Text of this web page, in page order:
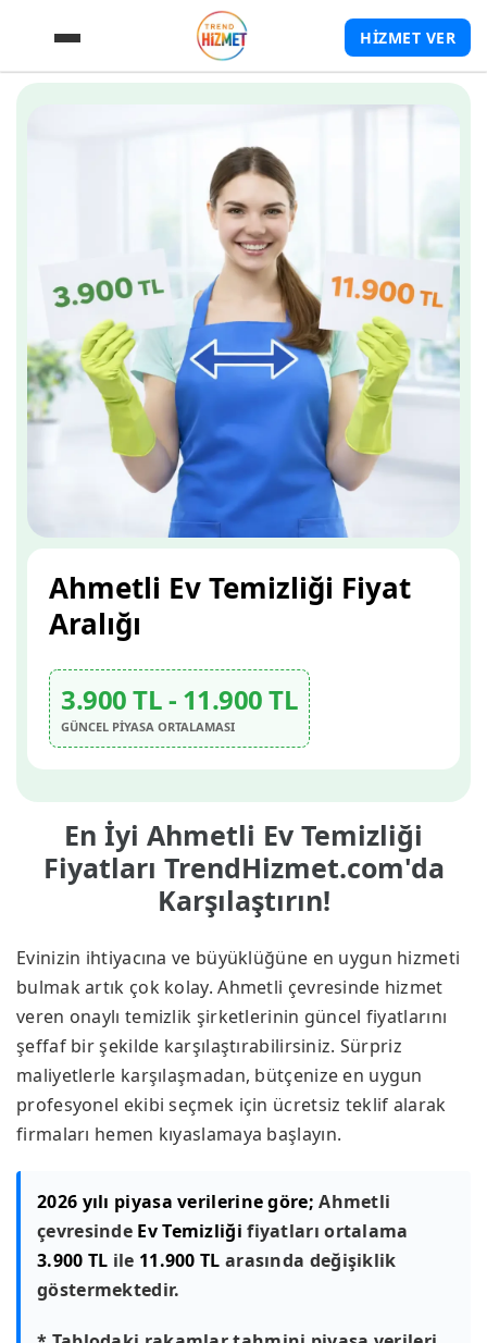
HİZMET VER
En İyi Ahmetli Ev Temizliği
Fiyatları TrendHizmet.com'da
Karşılaştırın!
Evinizin ihtiyacına ve büyüklüğüne en uygun hizmeti
bulmak artık çok kolay. Ahmetli çevresinde hizmet
veren onaylı temizlik şirketlerinin güncel fiyatlarını
şeffaf bir şekilde karşılaştırabilirsiniz. Sürpriz
maliyetlerle karşılaşmadan, bütçenize en uygun
profesyonel ekibi seçmek için ücretsiz teklif alarak
firmaları hemen kıyaslamaya başlayın.
2026 yılı piyasa verilerine göre; Ahmetli
çevresinde Ev Temizliği fiyatları ortalama
3.900 TL ile 11.900 TL arasında değişiklik
göstermektedir.
Ahmetli Ev Temizliği Fiyat
Aralığı
3.900 TL - 11.900 TL
GÜNCEL PİYASA ORTALAMASI